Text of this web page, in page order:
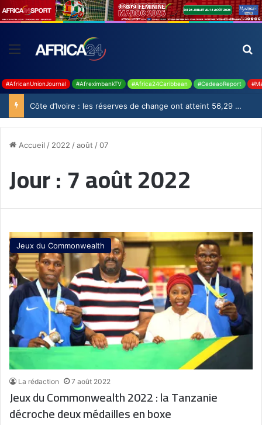
#AfricanUnionJournal #AfreximbankTV #Africa24Caribbean #CedeaoReport
Côte d’Ivoire : les réserves de change ont atteint 56,29 milliards USD en juillet
Accueil / 2022 /août /07
Jour :7 août 2022
Jeux du Commonwealth
La rédaction 7 août 2022
Jeux du Commonwealth 2022 : la Tanzanie
décroche deux médailles en boxe